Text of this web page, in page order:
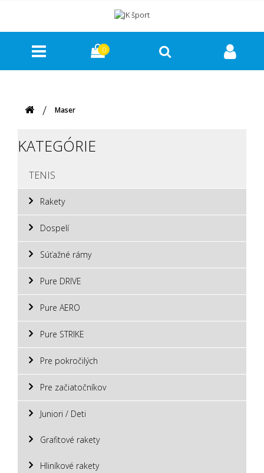
0
Maser
KATEGÓRIE
TENIS
Rakety
Dospelí
Súťažné rámy
Pure DRIVE
Pure AERO
Pure STRIKE
Pre pokročilých
Pre začiatočníkov
Juniori / Deti
Grafitové rakety
Hliníkové rakety